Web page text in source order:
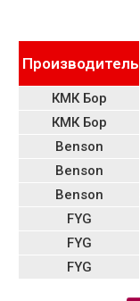
Производитель
КМК Бор
КМК Бор
Benson
Benson
Benson
FYG
FYG
FYG